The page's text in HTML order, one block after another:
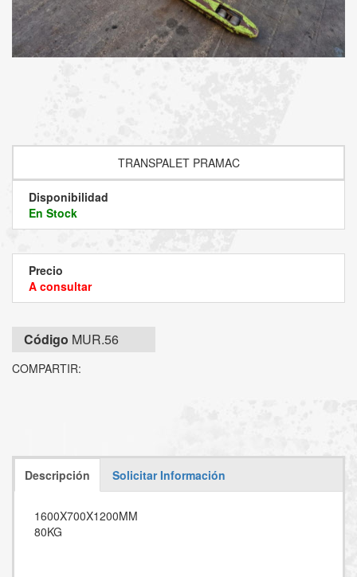
TRANSPALET PRAMAC
Disponibilidad
En Stock
Precio
A consultar
Código MUR.56
COMPARTIR:
Descripción Solicitar Información
1600X700X1200MM
80KG